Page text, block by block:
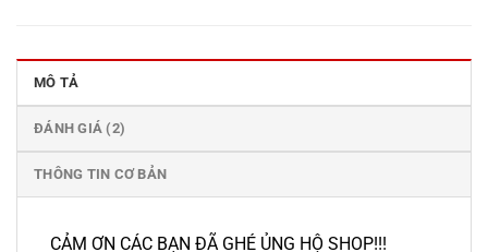
MÔ TẢ
ĐÁNH GIÁ (2)
THÔNG TIN CƠ BẢN
CẢM ƠN CÁC BẠN ĐÃ GHÉ ỦNG HỘ SHOP!!!